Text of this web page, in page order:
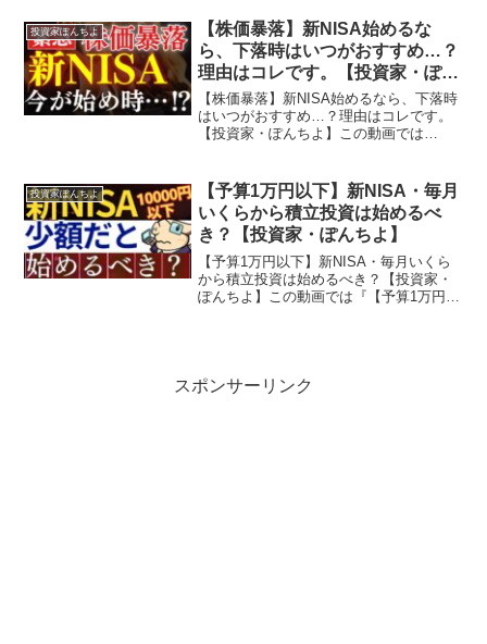
結果』を学べます！【投資家ぽんちよ】
とは…経済...
投資家ぽんちよ
【株価暴落】新NISA始めるな
ら、下落時はいつがおすすめ…？
理由はコレです。【投資家・ぽん
ちよ】
【株価暴落】新NISA始めるなら、下落時
はいつがおすすめ…？理由はコレです。
【投資家・ぽんちよ】この動画では
す。』を学べます！【投資家ぽんちよ】
とは…経済的自由・セミ...
投資家ぽんちよ
【予算1万円以下】新NISA・毎月
いくらから積立投資は始めるべ
き？【投資家・ぽんちよ】
【予算1万円以下】新NISA・毎月いくら
から積立投資は始めるべき？【投資家・
ぽんちよ】この動画では『【予算1万円以
スポンサーリンク